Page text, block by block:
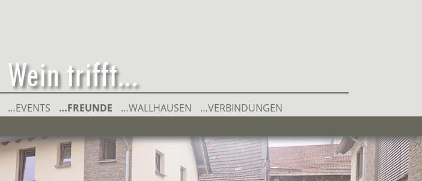
Springe zum Inhalt
…EVENTS …FREUNDE
RAINER ECKES – WEIN UND SEKT
WEINGUT BERND ECKES
…WALLHAUSEN …VERBINDUNGEN